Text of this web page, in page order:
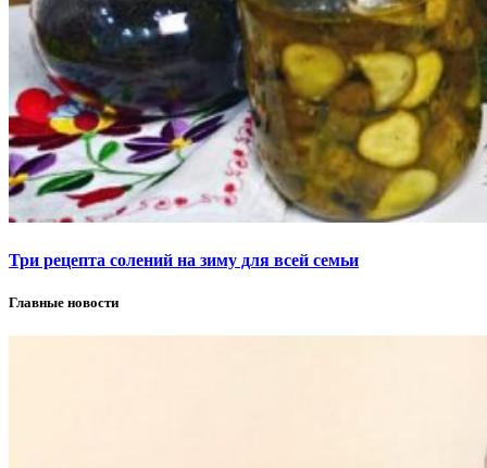
Три рецепта солений на зиму для всей семьи
Главные новости